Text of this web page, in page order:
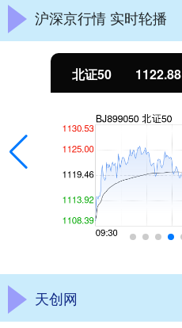
沪深京行情 实时轮播
北证50 1122.88
天创网